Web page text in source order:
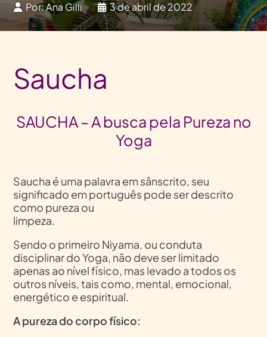
Por: Ana Gilli 3 de abril de 2022
Saucha
SAUCHA – A busca pela Pureza no
Yoga
Saucha é uma palavra em sânscrito, seu
significado em português pode ser descrito
como pureza ou
limpeza.
Sendo o primeiro Niyama, ou conduta
disciplinar do Yoga, não deve ser limitado
apenas ao nível físico, mas levado a todos os
outros níveis, tais como, mental, emocional,
energético e espiritual.
A pureza do corpo físico: